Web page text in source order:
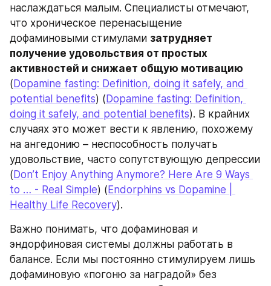
наслаждаться малым. Специалисты отмечают,
что хроническое перенасыщение
дофаминовыми стимулами затрудняет
получение удовольствия от простых
активностей и снижает общую мотивацию
( Dopamine fasting: Definition, doing it safely, and
potential benefits) ( Dopamine fasting: Definition,
doing it safely, and potential benefits). В крайних
случаях это может вести к явлению, похожему
на ангедонию – неспособность получать
удовольствие, часто сопутствующую депрессии
( Don’t Enjoy Anything Anymore? Here Are 9 Ways
to … - Real Simple) ( Endorphins vs Dopamine |
Healthy Life Recovery).
Важно понимать, что дофаминовая и
эндорфиновая системы должны работать в
балансе. Если мы постоянно стимулируем лишь
дофаминовую «погоню за наградой» без